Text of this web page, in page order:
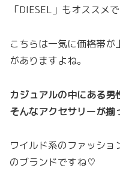
「DIESEL」もオススメで
こちらは一気に価格帯
がありますよね。
カジュアルの中にある男
そんなアクセサリーが揃
ワイルド系のファッシ
のブランドですね♡